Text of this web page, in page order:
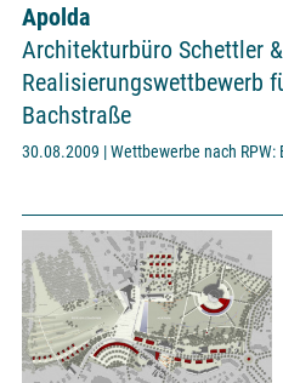
Apolda
Architekturbüro Schettler
Realisierungswettbewerb
Bachstraße
30.08.2009 | Wettbewerbe nach RPW: